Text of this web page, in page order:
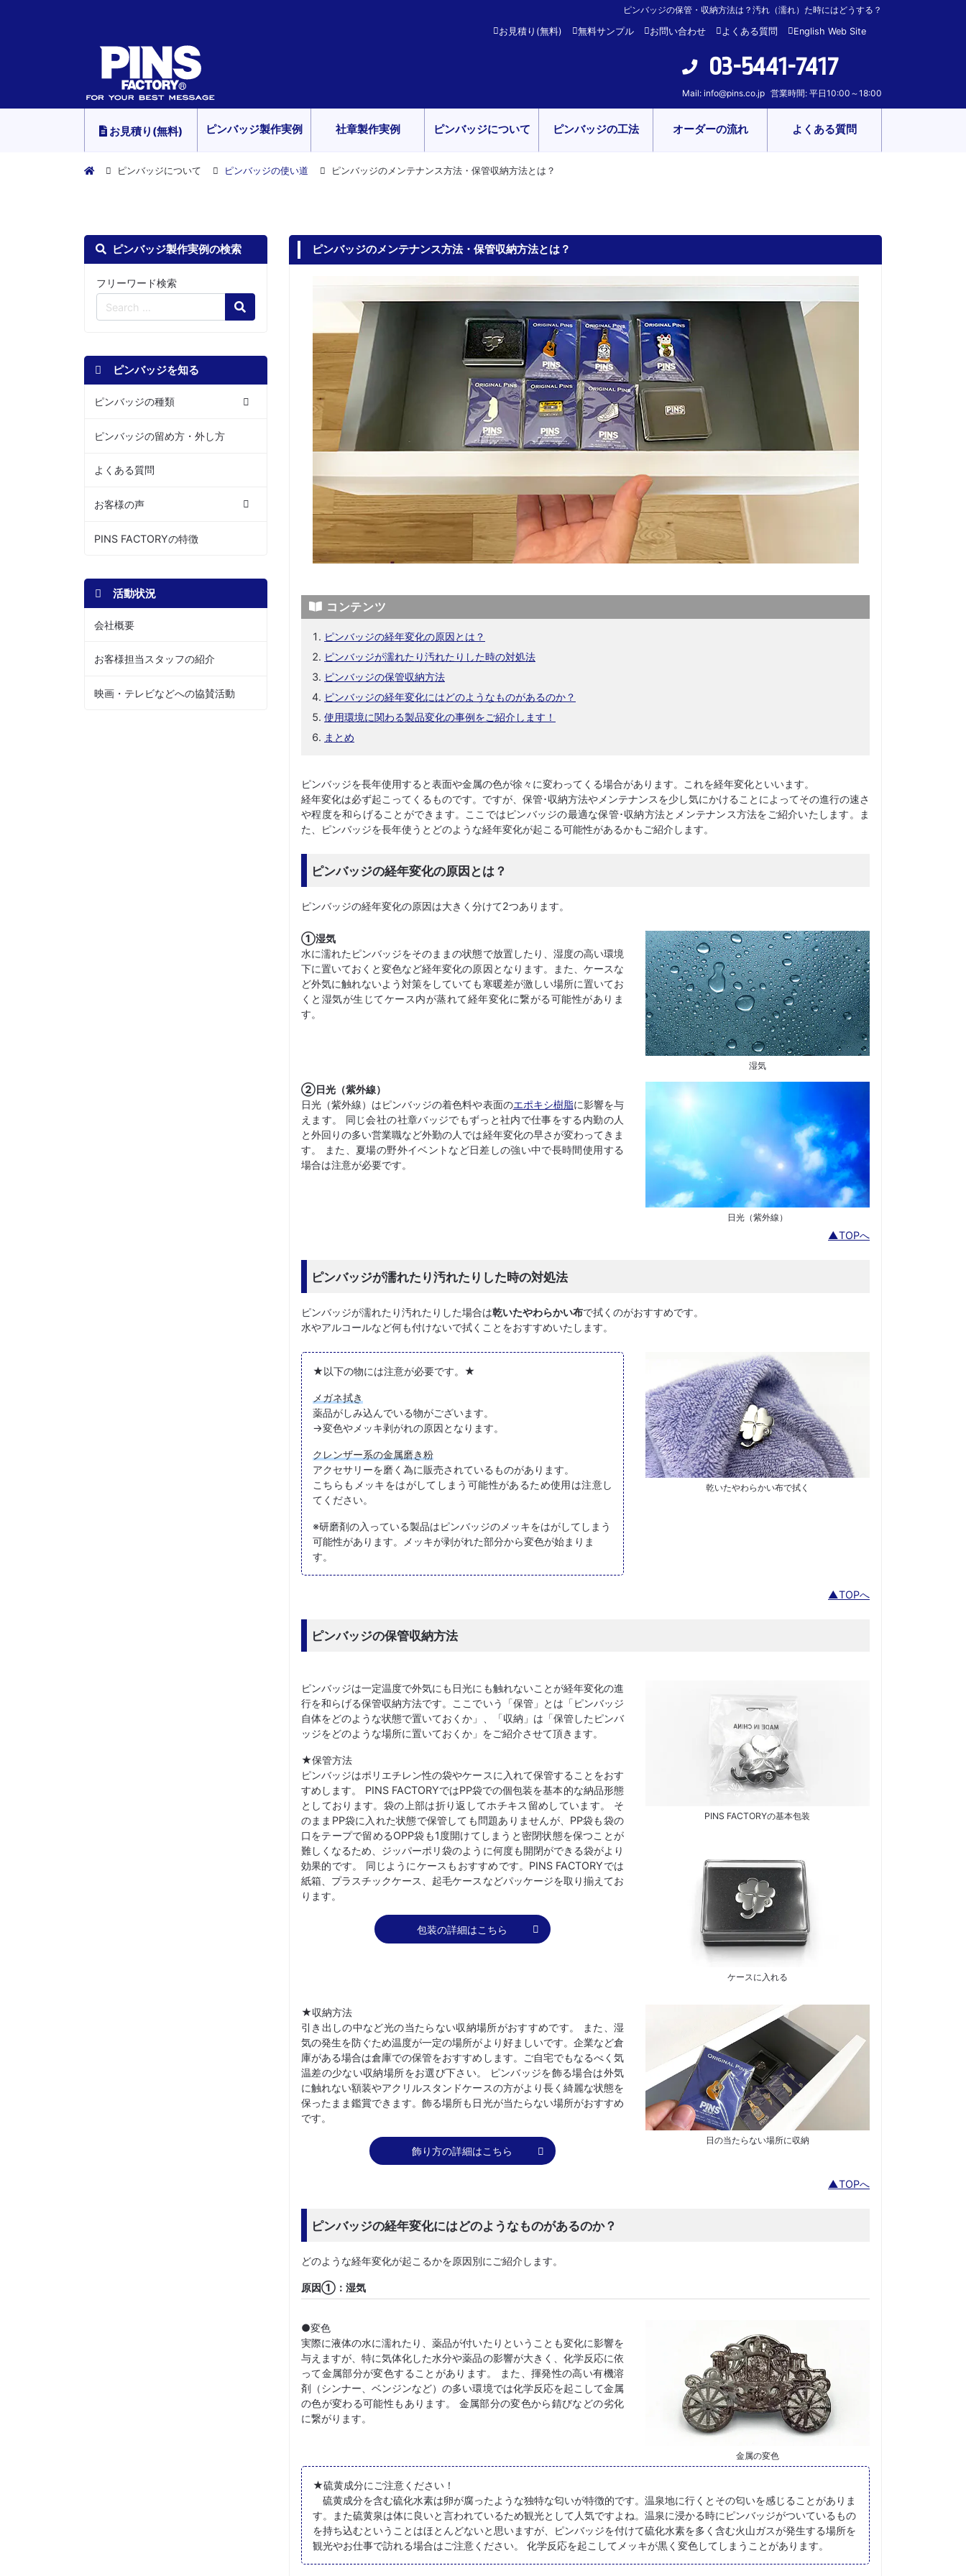
ピンバッジの保管・収納方法は？汚れ（濡れ）た時にはどうする？
お見積り(無料) 無料サンプル お問い合わせ よくある質問 English Web Site
03-5441-7417
Mail: info@pins.co.jp 営業時間: 平日10:00～18:00
お見積り(無料) ピンバッジ製作実例 社章製作実例 ピンバッジについて ピンバッジの工法 オーダーの流れ よくある質問
ピンバッジについて ピンバッジの使い道 ピンバッジのメンテナンス方法・保管収納方法とは？
ピンバッジ製作実例の検索
フリーワード検索
Search
ピンバッジを知る
ピンバッジの種類
ピンバッジの留め方・外し方
よくある質問
お客様の声
PINS FACTORYの特徴
活動状況
会社概要
お客様担当スタッフの紹介
映画・テレビなどへの協賛活動
ピンバッジのメンテナンス方法・保管収納方法とは？
コンテンツ
ピンバッジの経年変化の原因とは？
ピンバッジが濡れたり汚れたりした時の対処法
ピンバッジの保管収納方法
ピンバッジの経年変化にはどのようなものがあるのか？
使用環境に関わる製品変化の事例をご紹介します！
まとめ
ピンバッジを長年使用すると表面や金属の色が徐々に変わってくる場合があります。これを経年変化といいます。
経年変化は必ず起こってくるものです。ですが、保管･収納方法やメンテナンスを少し気にかけることによってその進行の速さ
や程度を和らげることができます。ここではピンバッジの最適な保管･収納方法とメンテナンス方法をご紹介いたします。ま
た、ピンバッジを長年使うとどのような経年変化が起こる可能性があるかもご紹介します。
ピンバッジの経年変化の原因とは？
ピンバッジの経年変化の原因は大きく分けて2つあります。
①湿気
水に濡れたピンバッジをそのままの状態で放置したり、湿度の高い環境
下に置いておくと変色など経年変化の原因となります。また、ケースな
ど外気に触れないよう対策をしていても寒暖差が激しい場所に置いてお
くと湿気が生じてケース内が蒸れて経年変化に繋がる可能性がありま
す。
湿気
②日光（紫外線）
日光（紫外線）はピンバッジの着色料や表面のエポキシ樹脂に影響を与
えます。 同じ会社の社章バッジでもずっと社内で仕事をする内勤の人
と外回りの多い営業職など外勤の人では経年変化の早さが変わってきま
す。 また、夏場の野外イベントなど日差しの強い中で長時間使用する
場合は注意が必要です。
日光（紫外線）
▲TOPへ
ピンバッジが濡れたり汚れたりした時の対処法
ピンバッジが濡れたり汚れたりした場合は乾いたやわらかい布で拭くのがおすすめです。
水やアルコールなど何も付けないで拭くことをおすすめいたします。
★以下の物には注意が必要です。★
メガネ拭き
薬品がしみ込んでいる物がございます。
→変色やメッキ剥がれの原因となります。
クレンザー系の金属磨き粉
アクセサリーを磨く為に販売されているものがあります。
こちらもメッキをはがしてしまう可能性があるため使用は注意し
てください。
※研磨剤の入っている製品はピンバッジのメッキをはがしてしまう
可能性があります。メッキが剥がれた部分から変色が始まりま
す。
乾いたやわらかい布で拭く
▲TOPへ
ピンバッジの保管収納方法
ピンバッジは一定温度で外気にも日光にも触れないことが経年変化の進
行を和らげる保管収納方法です。ここでいう「保管」とは「ピンバッジ
自体をどのような状態で置いておくか」、「収納」は「保管したピンバ
ッジをどのような場所に置いておくか」をご紹介させて頂きます。
★保管方法
ピンバッジはポリエチレン性の袋やケースに入れて保管することをおす
すめします。 PINS FACTORYではPP袋での個包装を基本的な納品形態
としております。袋の上部は折り返してホチキス留めしています。 そ
のままPP袋に入れた状態で保管しても問題ありませんが、PP袋も袋の
口をテープで留めるOPP袋も1度開けてしまうと密閉状態を保つことが
難しくなるため、ジッパーポリ袋のように何度も開閉ができる袋がより
効果的です。 同じようにケースもおすすめです。PINS FACTORYでは
紙箱、プラスチックケース、起毛ケースなどパッケージを取り揃えてお
ります。
包装の詳細はこちら
PINS FACTORYの基本包装
ケースに入れる
★収納方法
引き出しの中など光の当たらない収納場所がおすすめです。 また、湿
気の発生を防ぐため温度が一定の場所がより好ましいです。企業など倉
庫がある場合は倉庫での保管をおすすめします。ご自宅でもなるべく気
温差の少ない収納場所をお選び下さい。 ピンバッジを飾る場合は外気
に触れない額装やアクリルスタンドケースの方がより長く綺麗な状態を
保ったまま鑑賞できます。飾る場所も日光が当たらない場所がおすすめ
です。
飾り方の詳細はこちら
日の当たらない場所に収納
▲TOPへ
ピンバッジの経年変化にはどのようなものがあるのか？
どのような経年変化が起こるかを原因別にご紹介します。
原因①：湿気
●変色
実際に液体の水に濡れたり、薬品が付いたりということも変化に影響を
与えますが、特に気体化した水分や薬品の影響が大きく、化学反応に依
って金属部分が変色することがあります。 また、揮発性の高い有機溶
剤（シンナー、ベンジンなど）の多い環境では化学反応を起こして金属
の色が変わる可能性もあります。 金属部分の変色から錆びなどの劣化
に繋がります。
金属の変色
★硫黄成分にご注意ください！
硫黄成分を含む硫化水素は卵が腐ったような独特な匂いが特徴的です。温泉地に行くとその匂いを感じることがありま
す。また硫黄泉は体に良いと言われているため観光として人気ですよね。温泉に浸かる時にピンバッジがついているもの
を持ち込むということはほとんどないと思いますが、ピンバッジを付けて硫化水素を多く含む火山ガスが発生する場所を
観光やお仕事で訪れる場合はご注意ください。 化学反応を起こしてメッキが黒く変色してしまうことがあります。